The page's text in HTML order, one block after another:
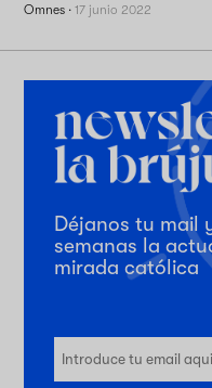
Omnes ·17 junio 2022
Déjanos tu mail
semanas la
mirada católica